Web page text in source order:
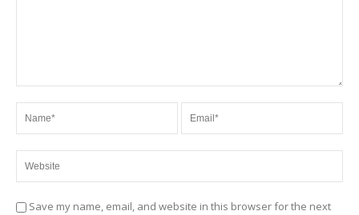
Save my name, email, and website in this browser for the next